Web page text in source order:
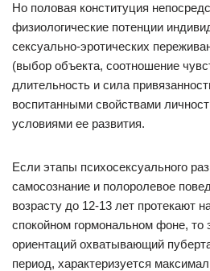
Но половая конституция
физиологические потенции
сексуально-эротических
(выбор объекта, соотношение
длительность и сила
воспитанными свойствами
условиями ее развития.
Если этапы психосексуального
самосознание и полоролевое
возрасту до 12-13 лет протекают
спокойном гормональном фоне, то
ориентаций охватывающий
период, характеризуется